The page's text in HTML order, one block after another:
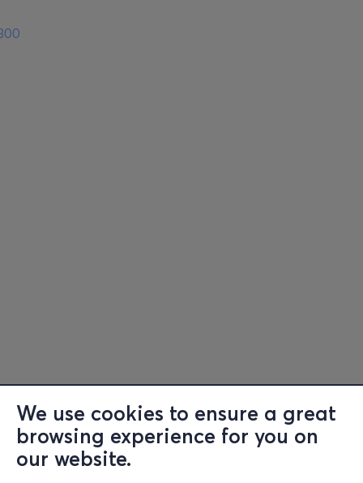
We use cookies to ensure a great
browsing experience for you on
our website.
Information
Support